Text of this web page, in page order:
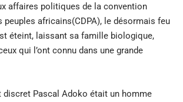
affaires politiques de la convention
peuples africains(CDPA), le désormais feu
éteint, laissant sa famille biologique,
qui l’ont connu dans une grande
discret Pascal Adoko était un homme